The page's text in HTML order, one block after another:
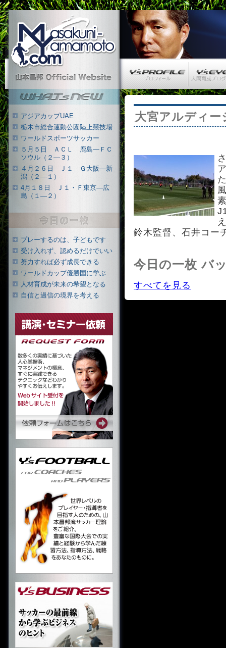
Masakuni-Yamamoto.com
山本昌邦 公式ウェブサイト
大宮アルディー
鈴木監督、石井コー
今日の一枚 バ
すべてを見る
What's New
アジアカップUAE
栃木市総合運動公園陸上競技場
ワールドスポーツサッカー
５月５日 ＡＣＬ 鹿島―ＦＣ
ソウル（２―３）
４月２６日 Ｊ１ Ｇ大阪―新
潟（２―１）
4月１８日 Ｊ１・Ｆ東京―広
島（１―２）
プレーするのは、子どもです
受け入れず、認めるだけでいい
努力すれば必ず成長できる
ワールドカップ優勝国に学ぶ
人材育成が未来の希望となる
自信と過信の境界を考える